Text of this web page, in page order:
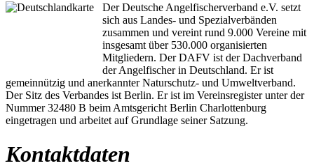
Der Deutsche Angelfischerverband e.V. setzt
sich aus Landes- und Spezialverbänden
zusammen und vereint rund 9.000 Vereine mit
insgesamt über 530.000 organisierten
Mitgliedern. Der DAFV ist der Dachverband
der Angelfischer in Deutschland. Er ist
gemeinnützig und anerkannter Naturschutz- und Umweltverband.
Der Sitz des Verbandes ist Berlin. Er ist im Vereinsregister unter der
Nummer 32480 B beim Amtsgericht Berlin Charlottenburg
eingetragen und arbeitet auf Grundlage seiner Satzung.
Kontaktdaten